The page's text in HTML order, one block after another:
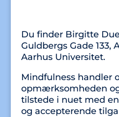
Du finder Birgitte
Guldbergs Gade 133,
Aarhus Universitet.
Mindfulness handler
opmærksomheden
tilstede i nuet med
og accepterende